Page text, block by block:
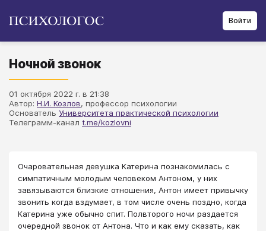
Войти
Ночной звонок
01 октября 2022 г. в 21:38
Автор: Н.И. Козлов, профессор психологии
Основатель Университета практической психологии
Телеграмм-канал t.me/kozlovni
Очаровательная девушка Катерина познакомилась с
симпатичным молодым человеком Антоном, у них
завязываются близкие отношения, Антон имеет привычку
звонить когда вздумает, в том числе очень поздно, когда
Катерина уже обычно спит. Полвторого ночи раздается
очередной звонок от Антона. Что и как ему сказать, как